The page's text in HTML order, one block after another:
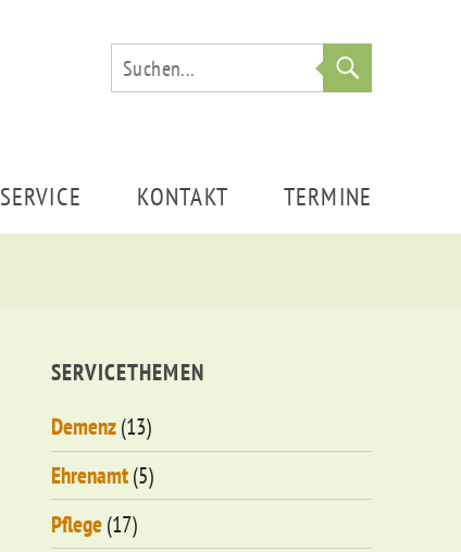
SERVICE KONTAKT TERMINE
SERVICETHEMEN
Demenz(13)
Ehrenamt(5)
Pflege(17)